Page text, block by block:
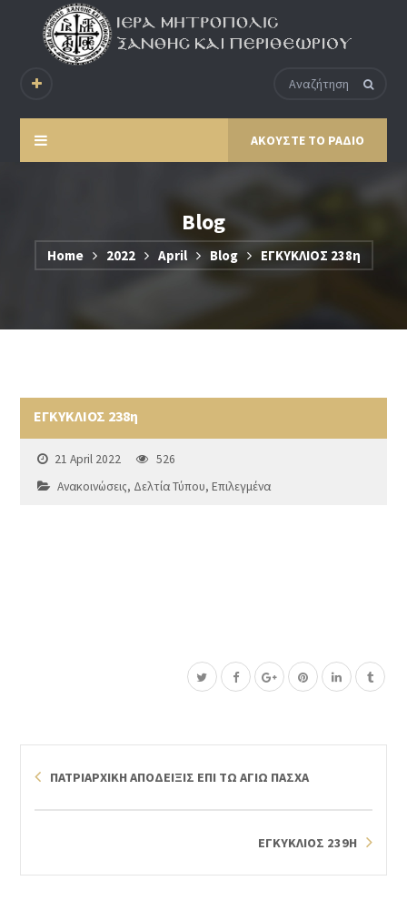
ΑΚΟΥΣΤΕ ΤΟ ΡΑΔΙΟ
Blog
Home 2022 April Blog ΕΓΚΥΚΛΙΟΣ 238η
ΕΓΚΥΚΛΙΟΣ 238η
21 April 2022
526
Ανακοινώσεις, Δελτία Τύπου,Επιλεγμένα
ΠΑΤΡΙΑΡΧΙΚΗ ΑΠΟΔΕΙΞΙΣ ΕΠΙ ΤΩ ΑΓΙΩ ΠΑΣΧΑ
ΕΓΚΥΚΛΙΟΣ 239Η